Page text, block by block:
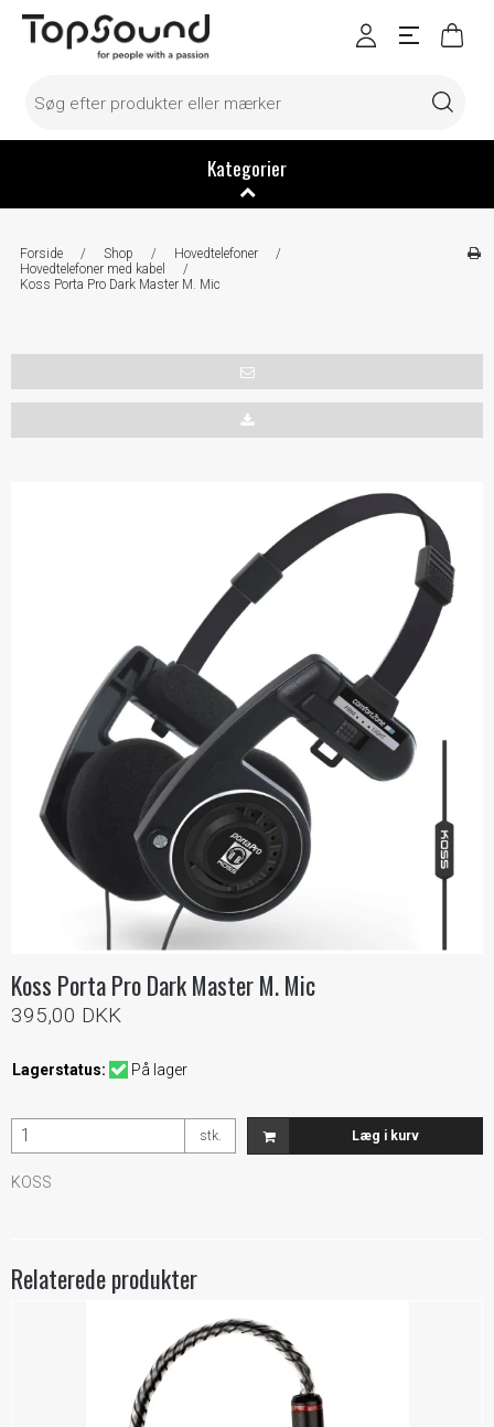
Kategorier
Forside / Shop / Hovedtelefoner
/
Hovedtelefoner med kabel
/
Koss Porta Pro Dark Master M. Mic
Koss Porta Pro Dark Master M. Mic
395,00 DKK
Lagerstatus: På lager
stk. Læg i kurv
KOSS
Relaterede produkter